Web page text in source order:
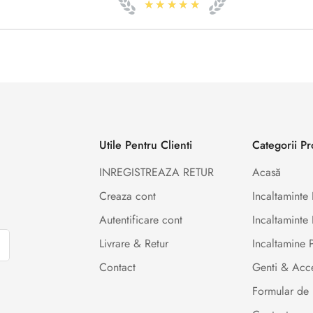
★★★★★
Utile Pentru Clienti
INREGISTREAZA RETUR
Creaza cont
Autentificare cont
Livrare & Retur
Contact
Categorii
Acasă
Incaltaminte
Incaltaminte
Incaltamine
Genti &
Formular de